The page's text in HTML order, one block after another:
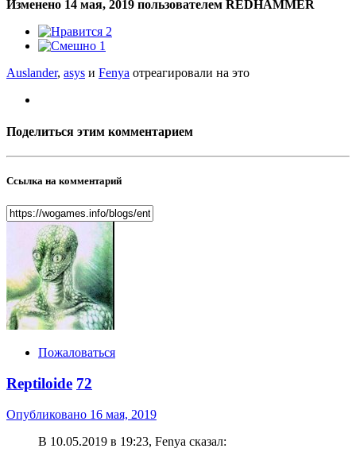
Изменено 14 мая, 2019 пользователем REDHAMMER
2
1
Auslander, asys и Fenya отреагировали на это
Поделиться этим комментарием
Ссылка на комментарий
Пожаловаться
Reptiloide 72
Опубликовано 16 мая, 2019
В 10.05.2019 в 19:23, Fenya сказал: